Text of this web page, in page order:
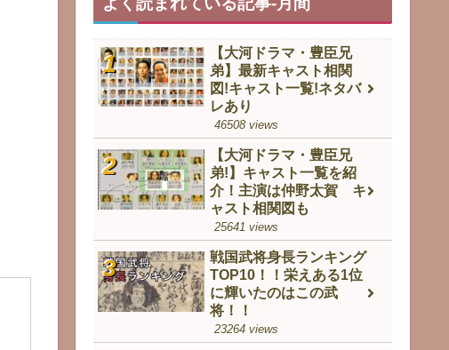
【大河ドラマ・豊臣兄
弟】最新キャスト相関
図!キャスト一覧!ネタバ
レあり
46508 views
【大河ドラマ・豊臣兄
弟!】キャスト一覧を紹
介！主演は仲野太賀 キ
ャスト相関図も
25641 views
戦国武将身長ランキング
TOP10！！栄えある1位
に輝いたのはこの武
将！！
23264 views